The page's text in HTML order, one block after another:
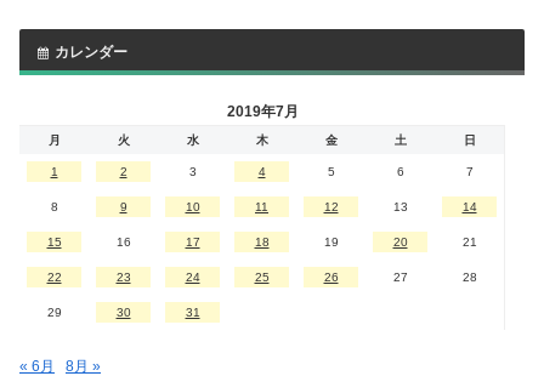
カレンダー
2019年7月
月 火 水 木 金 土 日
1 2 3 4 5 6 7
8 9 10 11 12 13 14
15 16 17 18 19 20 21
22 23 24 25 26 27 28
29 30 31
« 6月 8月 »